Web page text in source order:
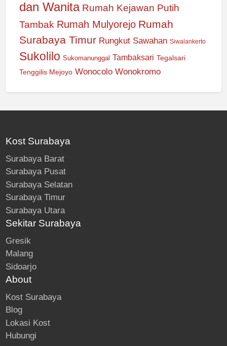
dan Wanita Rumah Kejawan Putih
Tambak Rumah Mulyorejo Rumah
Surabaya Timur Rungkut Sawahan Siwalankerto
Sukolilo Sukomanunggal Tambaksari Tegalsari
Tenggilis Mejoyo Wonocolo Wonokromo
Kost Surabaya
Surabaya Barat
Surabaya Pusat
Surabaya Selatan
Surabaya Timur
Surabaya Utara
Sekitar Surabaya
Gresik
Malang
Sidoarjo
About
Kost Surabaya
Blog
Lokasi Kost
Hubungi